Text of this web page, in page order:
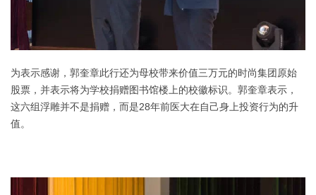
为表示感谢，郭奎章此行还为母校带来价值三万元的时尚集团原始
股票，并表示将为学校捐赠图书馆楼上的校徽标识。 郭奎章表示，
这六组浮雕并不是捐赠，而是28年前医大在自己身上投资行为的升
值。